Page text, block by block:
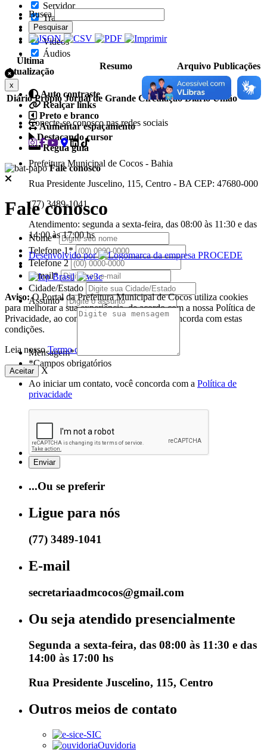
Servidor
Transparência
Turistas
Videos
Áudios
Auto contraste
Realçar links
Preto e branco
Aumentar espaçamento
Destacando cursor
Regua guia
Fale conosco
Fale conosco
Nome*
Telefone 1*
Telefone 2
E-mail*
Cidade/Estado
Assunto*
Mensagem*
*Campos obrigatórios
Ao iniciar um contato, você concorda com a Política de
privacidade
...Ou se preferir
Ligue para nós
(77) 3489-1041
E-mail
secretariaadmcocos@gmail.com
Ou seja atendido presencialmente
Segunda a sexta-feira, das 08:00 às 11:30 e das
14:00 às 17:00 hs
Rua Presidente Juscelino, 115, Centro
Outros meios de contato
e-SIC
Ouvidoria
Busca
Pesquisar
Última
Atualização
Resumo Arquivo Publicações
x
Diário Própio Jornal de Grande Circulação Diário União
Conecte-se conosco nas redes sociais
Prefeitura Municipal de Cocos - Bahia
Rua Presidente Juscelino, 115, Centro - BA CEP: 47680-000
(77) 3489-1041
Atendimento: segunda a sexta-feira, das 08:00 às 11:30 e das
14:00 às 17:00 hs
Desenvolvido por
Aviso:O Portal da Prefeitura Municipal de Cocos utiliza cookies
para melhorar a sua experiência, de acordo com a nossa Política de
Privacidade, ao continuar navegando, você concorda com estas
condições.
Leia nossoTermo de Uso
Aceitar X